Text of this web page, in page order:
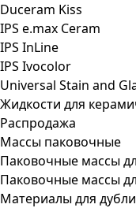
Duceram Kiss
IPS e.max Ceram
IPS InLine
IPS Ivocolor
Universal Stain and
Жидкости для
Распродажа
Массы паковочные
Паковочные массы
Паковочные массы
Материалы для